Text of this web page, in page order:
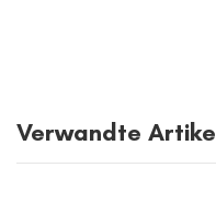
Verwandte Artikel